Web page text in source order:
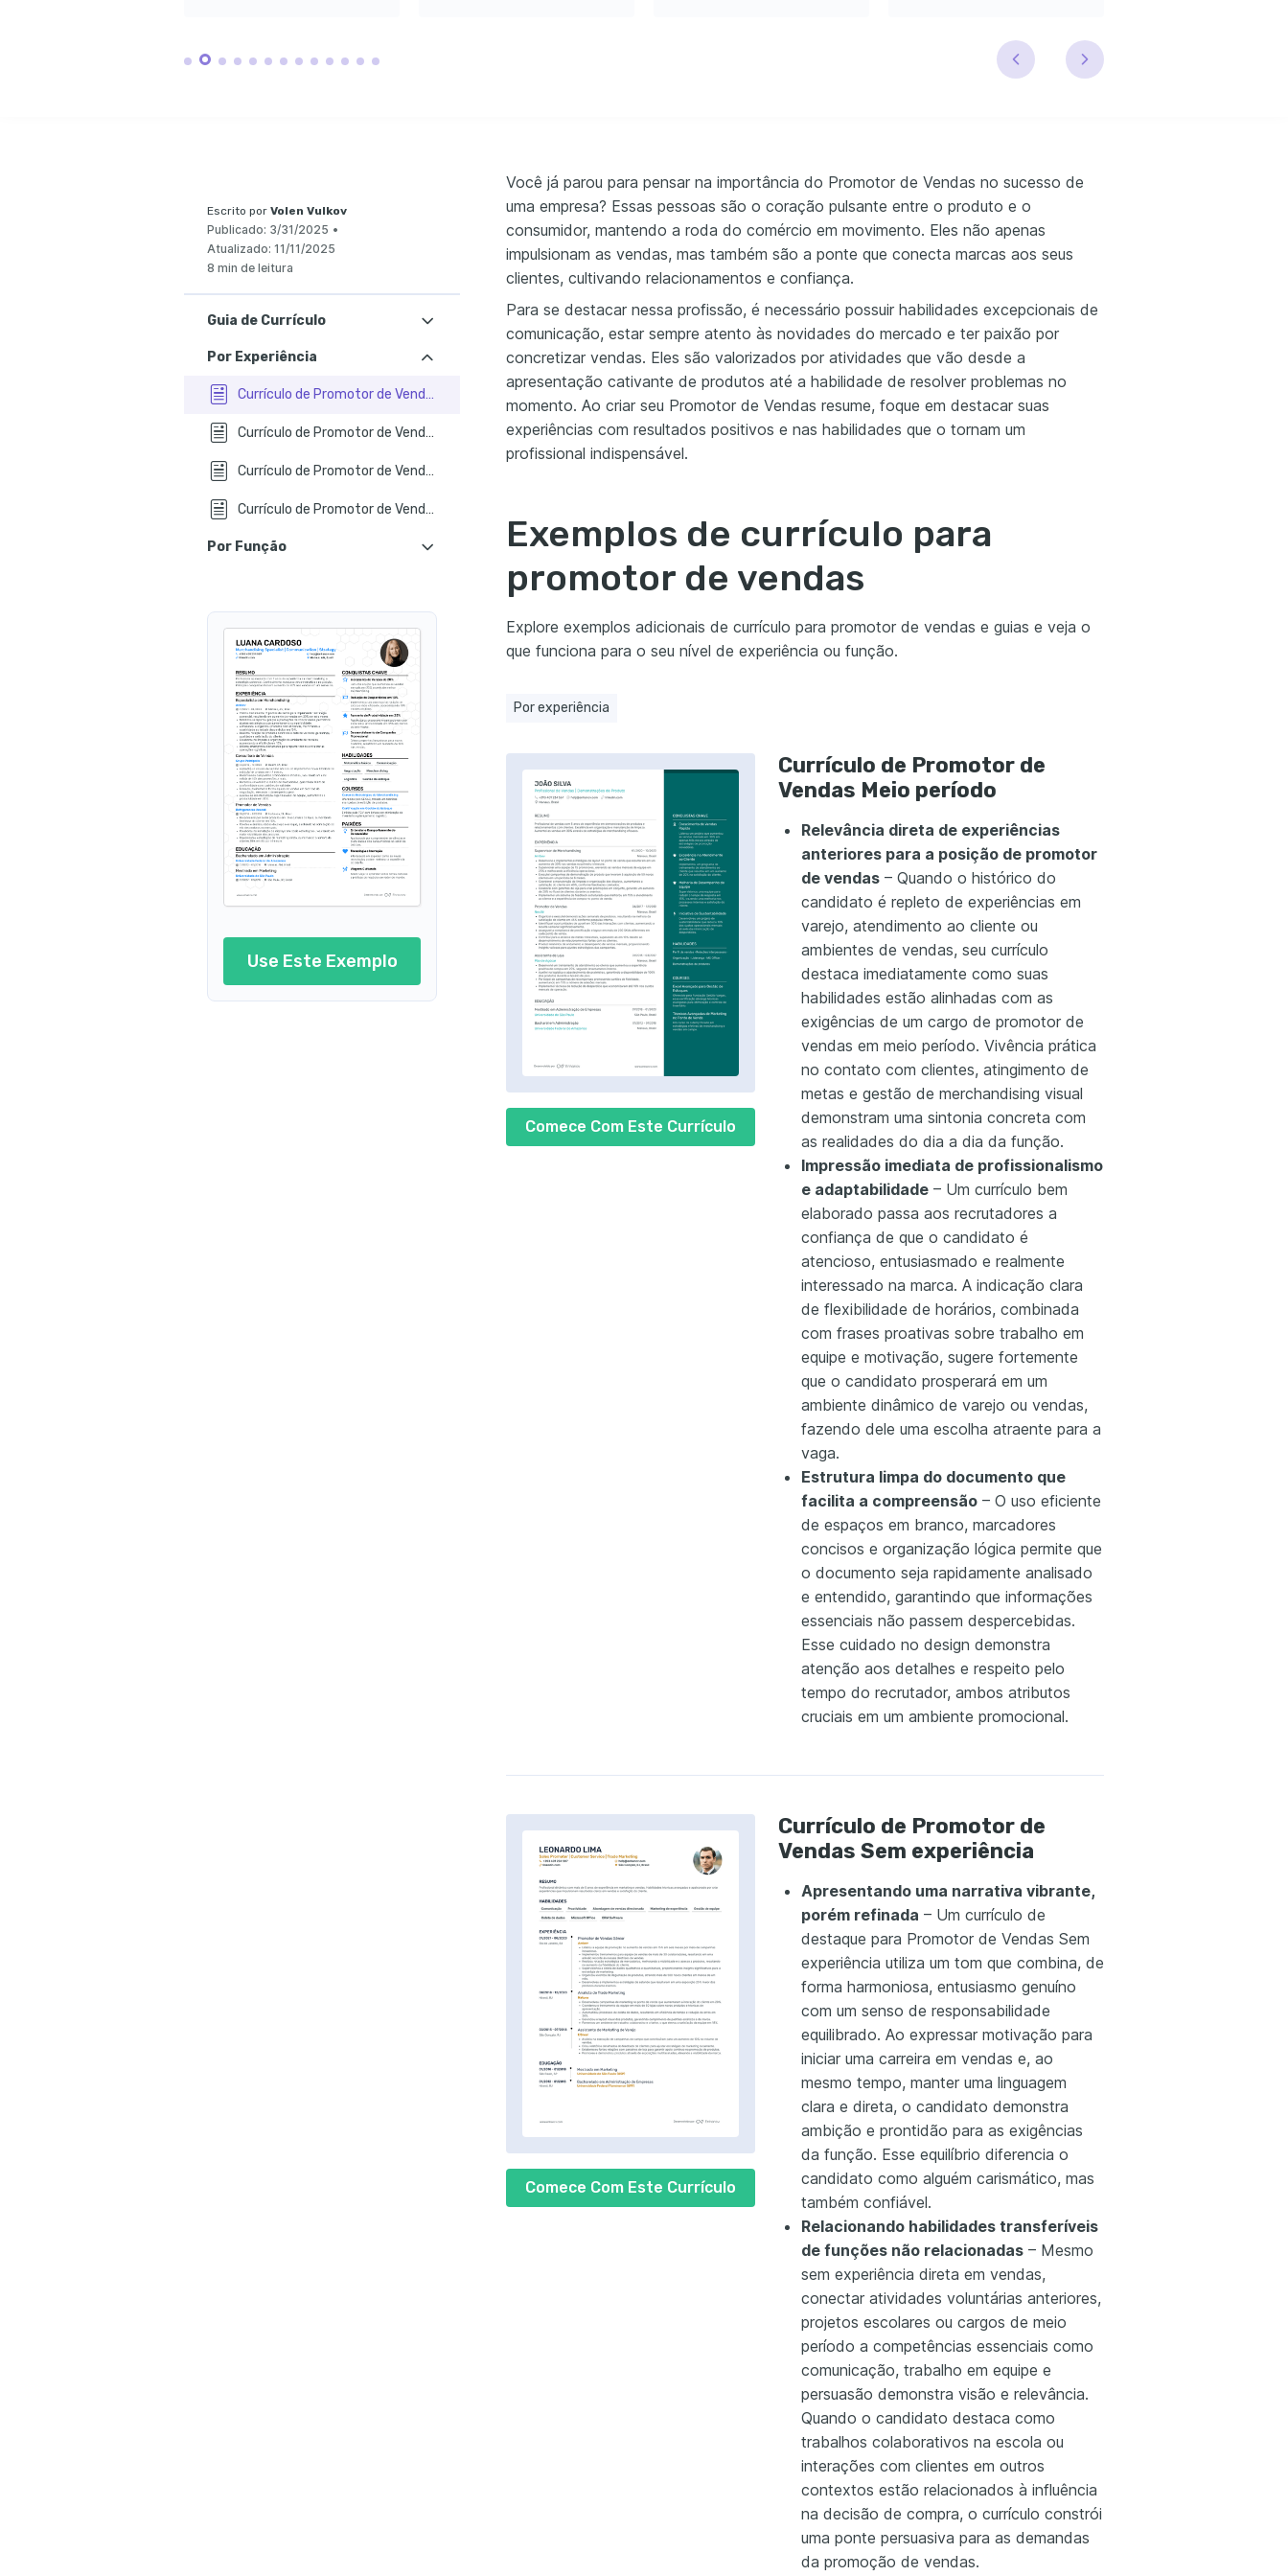
Escrito por Volen Vulkov
Publicado: 3/31/2025 •
Atualizado: 11/11/2025
8 min de leitura
Guia de Currículo
Por Experiência
Currículo de Promotor de Vendas Meio período
Currículo de Promotor de Vendas Sem experiência
Currículo de Promotor de Vendas Júnior
Currículo de Promotor de Vendas Sênior
Por Função
Use Este Exemplo
Você já parou para pensar na importância do Promotor de Vendas no sucesso de
uma empresa? Essas pessoas são o coração pulsante entre o produto e o
consumidor, mantendo a roda do comércio em movimento. Eles não apenas
impulsionam as vendas, mas também são a ponte que conecta marcas aos seus
clientes, cultivando relacionamentos e confiança.
Para se destacar nessa profissão, é necessário possuir habilidades excepcionais de
comunicação, estar sempre atento às novidades do mercado e ter paixão por
concretizar vendas. Eles são valorizados por atividades que vão desde a
apresentação cativante de produtos até a habilidade de resolver problemas no
momento. Ao criar seu Promotor de Vendas resume, foque em destacar suas
experiências com resultados positivos e nas habilidades que o tornam um
profissional indispensável.
Exemplos de currículo para
promotor de vendas
Explore exemplos adicionais de currículo para promotor de vendas e guias e veja o
que funciona para o seu nível de experiência ou função.
Por experiência
Comece Com Este Currículo
Currículo de Promotor de
Vendas Meio período
Relevância direta de experiências
anteriores para a posição de promotor
de vendas – Quando o histórico do
candidato é repleto de experiências em
varejo, atendimento ao cliente ou
ambientes de vendas, seu currículo
destaca imediatamente como suas
habilidades estão alinhadas com as
exigências de um cargo de promotor de
vendas em meio período. Vivência prática
no contato com clientes, atingimento de
metas e gestão de merchandising visual
demonstram uma sintonia concreta com
as realidades do dia a dia da função.
Impressão imediata de profissionalismo
e adaptabilidade – Um currículo bem
elaborado passa aos recrutadores a
confiança de que o candidato é
atencioso, entusiasmado e realmente
interessado na marca. A indicação clara
de flexibilidade de horários, combinada
com frases proativas sobre trabalho em
equipe e motivação, sugere fortemente
que o candidato prosperará em um
ambiente dinâmico de varejo ou vendas,
fazendo dele uma escolha atraente para a
vaga.
Estrutura limpa do documento que
facilita a compreensão – O uso eficiente
de espaços em branco, marcadores
concisos e organização lógica permite que
o documento seja rapidamente analisado
e entendido, garantindo que informações
essenciais não passem despercebidas.
Esse cuidado no design demonstra
atenção aos detalhes e respeito pelo
tempo do recrutador, ambos atributos
cruciais em um ambiente promocional.
Comece Com Este Currículo
Currículo de Promotor de
Vendas Sem experiência
Apresentando uma narrativa vibrante,
porém refinada – Um currículo de
destaque para Promotor de Vendas Sem
experiência utiliza um tom que combina, de
forma harmoniosa, entusiasmo genuíno
com um senso de responsabilidade
equilibrado. Ao expressar motivação para
iniciar uma carreira em vendas e, ao
mesmo tempo, manter uma linguagem
clara e direta, o candidato demonstra
ambição e prontidão para as exigências
da função. Esse equilíbrio diferencia o
candidato como alguém carismático, mas
também confiável.
Relacionando habilidades transferíveis
de funções não relacionadas – Mesmo
sem experiência direta em vendas,
conectar atividades voluntárias anteriores,
projetos escolares ou cargos de meio
período a competências essenciais como
comunicação, trabalho em equipe e
persuasão demonstra visão e relevância.
Quando o candidato destaca como
trabalhos colaborativos na escola ou
interações com clientes em outros
contextos estão relacionados à influência
na decisão de compra, o currículo constrói
uma ponte persuasiva para as demandas
da promoção de vendas.